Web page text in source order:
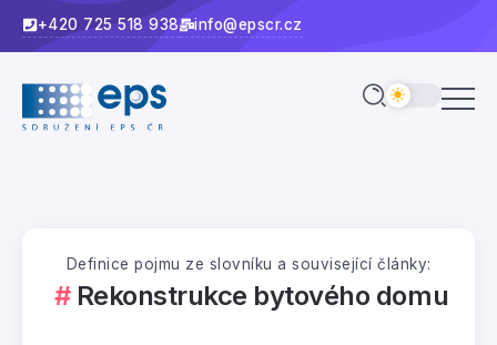
+420 725 518 938 info@epscr.cz
Definice pojmu ze slovníku a související články:
Rekonstrukce bytového domu